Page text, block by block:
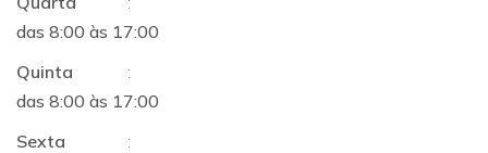
das 8:00 às 17:00
Quinta
:
das 8:00 às 17:00
Sexta
: